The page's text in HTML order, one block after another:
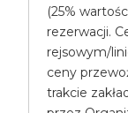
(25%
rezerwacji.
rejsowym/
ceny
trakcie